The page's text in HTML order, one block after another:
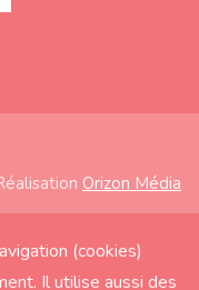
Orizon Média
(cookies)
Il utilise aussi des